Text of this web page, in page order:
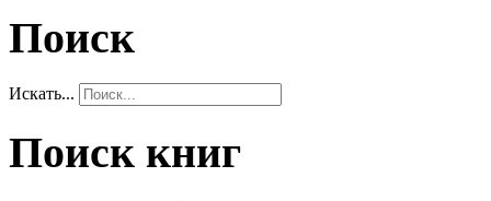
Поиск
Искать...
Поиск книг